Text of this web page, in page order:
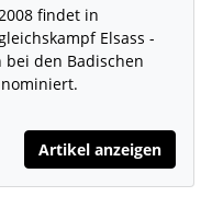
findet in
Elsass -
den Badischen
Artikel anzeigen